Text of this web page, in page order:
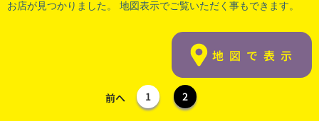
お店が見つかりました。 地図表示でご覧いただく事もできます。
地図で表示
前へ 1 2